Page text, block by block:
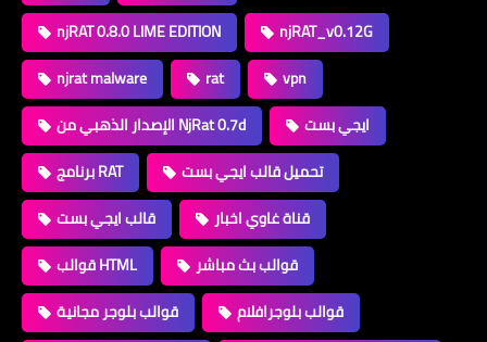
njRAT 0.8.0 LIME EDITION
njRAT_v0.12G
njrat malware
rat
vpn
الإصدار الذهبي من NjRat 0.7d
ايجي بست
برنامج RAT
تحميل قالب ايجي بست
قالب ايجي بست
قناة غاوي اخبار
قوالب HTML
قوالب بث مباشر
قوالب بلوجر مجانية
قوالب بلوجرافلام